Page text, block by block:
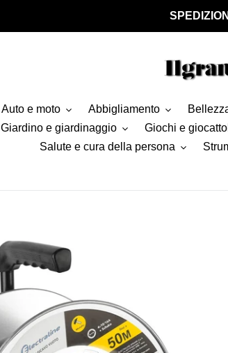
Auto e moto Abbigliamento
Giardino e giardinaggio Giochi e
Salute e cura della persona